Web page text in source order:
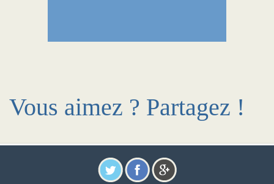
Vous aimez ? Partagez !